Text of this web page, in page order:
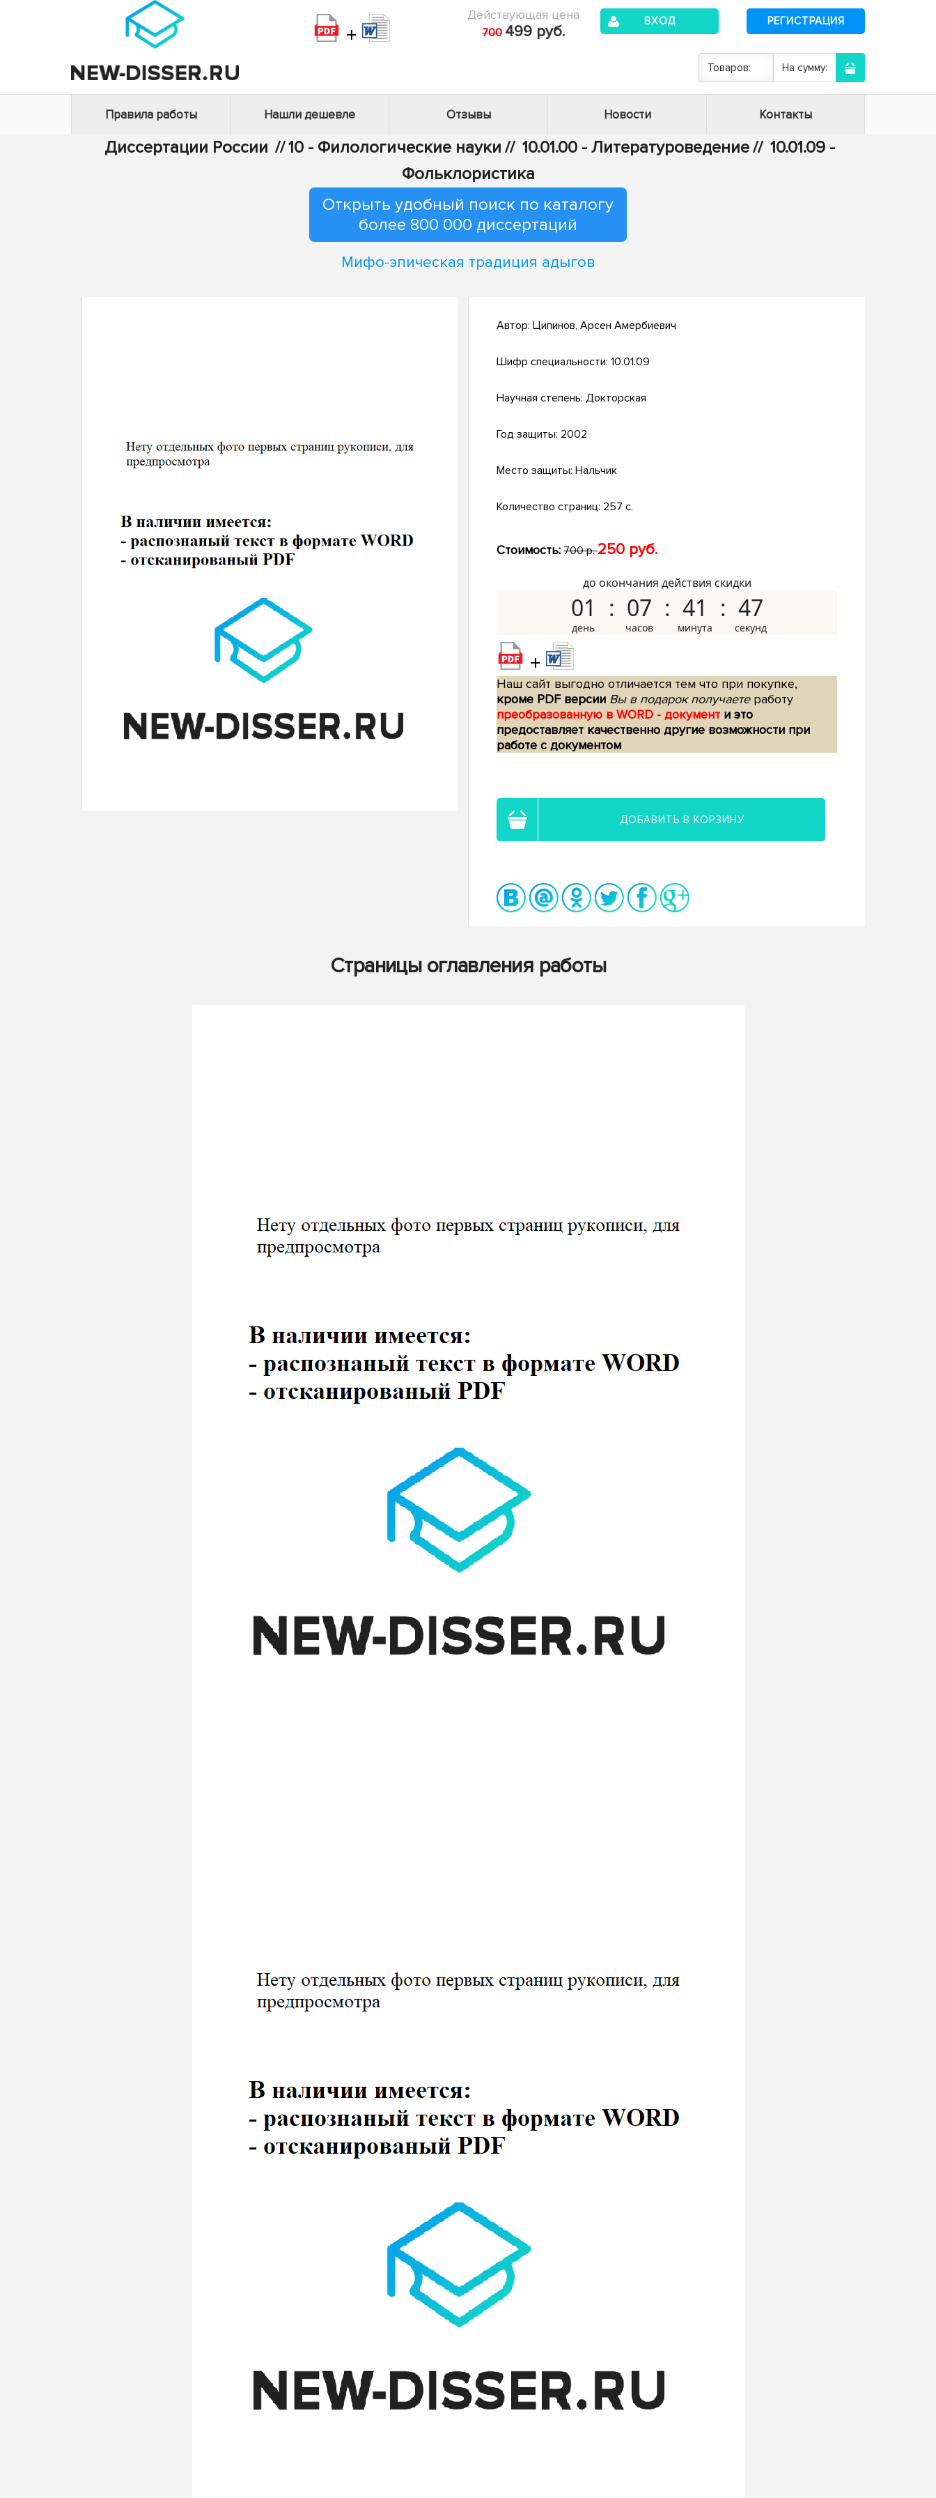
+
Действующая цена
700 499 руб.
ВХОД РЕГИСТРАЦИЯ
Товаров: На сумму:
Правила работы Нашли дешевле Отзывы Новости Контакты
Диссертации России //10 - Филологические науки // 10.01.00 - Литературоведение// 10.01.09 -
Фольклористика
Открыть удобный поиск по каталогу
более 800 000 диссертаций
Мифо-эпическая традиция адыгов
Автор: Ципинов, Арсен Амербиевич
Шифр специальности: 10.01.09
Научная степень: Докторская
Год защиты: 2002
Место защиты: Нальчик
Количество страниц: 257 с.
Стоимость: 700 р.250 руб.
до окончания действия скидки
01 07 41 46
+
Наш сайт выгодно отличается тем что при покупке,
кроме PDF версии Вы в подарок получаетеработу
преобразованную в WORD - документ и это
предоставляет качественно другие возможности при
работе с документом
ДОБАВИТЬ В КОРЗИНУ
Страницы оглавления работы